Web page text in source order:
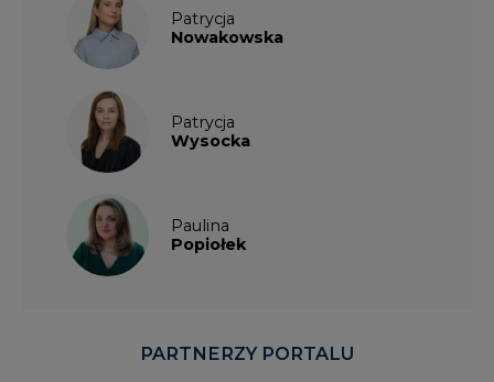
Patrycja
Nowakowska
Patrycja
Wysocka
Paulina
Popiołek
PARTNERZY PORTALU